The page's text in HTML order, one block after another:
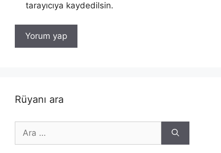
tarayıcıya kaydedilsin.
Rüyanı ara
ara